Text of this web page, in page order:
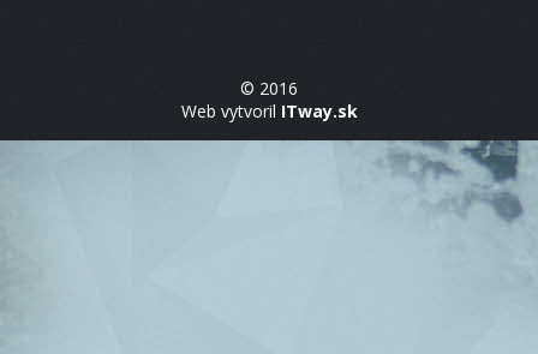
© 2016
Web vytvoril ITway.sk